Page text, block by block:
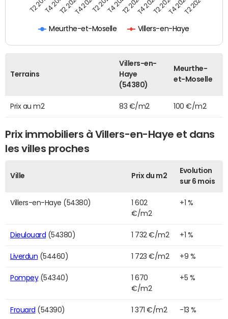
Meurthe-et-Moselle Villers-en-Haye
T2 2020T4 2020 T2 2022T4 2022T2 2023T4 2023T2 2024
Terrains
Villers-en-
Haye
(54380)
Meurthe-
et-Moselle
Prix au m2 83 €/m2 100 €/m2
Prix immobiliers à Villers-en-Haye et dans
les villes proches
Ville Prix du m2
Evolution
sur 6 mois
Villers-en-Haye (54380)
1 602
€/m2
+1 %
Dieulouard (54380) 1 732 €/m2 +1 %
Liverdun (54460) 1 723 €/m2 +9 %
Pompey(54340)
1 670
€/m2
+5 %
Frouard (54390) 1 371 €/m2 -13 %